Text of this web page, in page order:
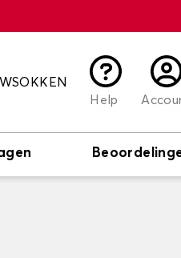
Help